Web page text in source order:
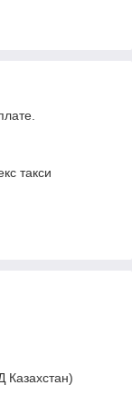
такси